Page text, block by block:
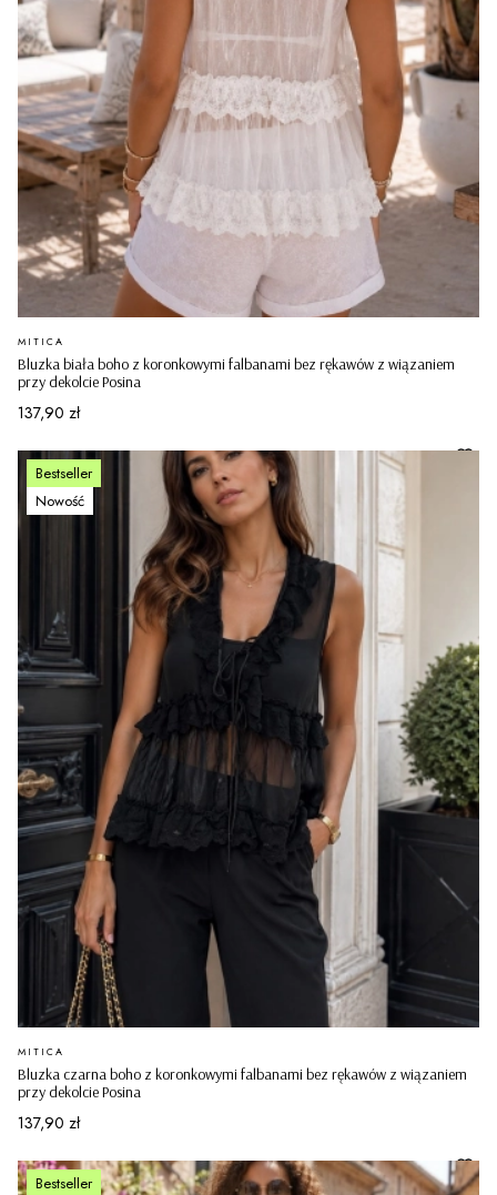
Bluzka biała boho z koronkowymi falbanami bez rękawów z wiązaniem
przy dekolcie Posina
PRODUCENT
MITICA
Cena
137,90 zł
Bestseller
Nowość
Bluzka czarna boho z koronkowymi falbanami bez rękawów z wiązaniem
przy dekolcie Posina
PRODUCENT
MITICA
Cena
137,90 zł
Bestseller